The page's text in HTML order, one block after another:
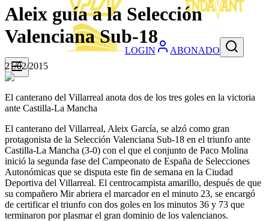
LOGIN ABONADO
Aleix guía a la Selección
Valenciana Sub-18
21/02/2015
El canterano del Villarreal anota dos de los tres goles en la victoria
ante Castilla-La Mancha
El canterano del Villarreal, Aleix García, se alzó como gran
protagonista de la Selección Valenciana Sub-18 en el triunfo ante
Castilla-La Mancha (3-0) con el que el conjunto de Paco Molina
inició la segunda fase del Campeonato de España de Selecciones
Autonómicas que se disputa este fin de semana en la Ciudad
Deportiva del Villarreal. El centrocampista amarillo, después de que
su compañero Mir abriera el marcador en el minuto 23, se encargó
de certificar el triunfo con dos goles en los minutos 36 y 73 que
terminaron por plasmar el gran dominio de los valencianos.